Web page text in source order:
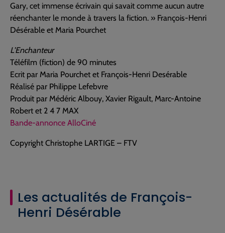
Gary, cet immense écrivain qui savait comme aucun autre
réenchanter le monde à travers la fiction. » François-Henri
Désérable et Maria Pourchet
L’Enchanteur
Téléfilm (fiction) de 90 minutes
Ecrit par Maria Pourchet et François-Henri Desérable
Réalisé par Philippe Lefebvre
Produit par Médéric Albouy, Xavier Rigault, Marc-Antoine
Robert et 2 4 7 MAX
Bande-annonce AlloCiné
Copyright Christophe LARTIGE – FTV
Les actualités de François-
Henri Désérable